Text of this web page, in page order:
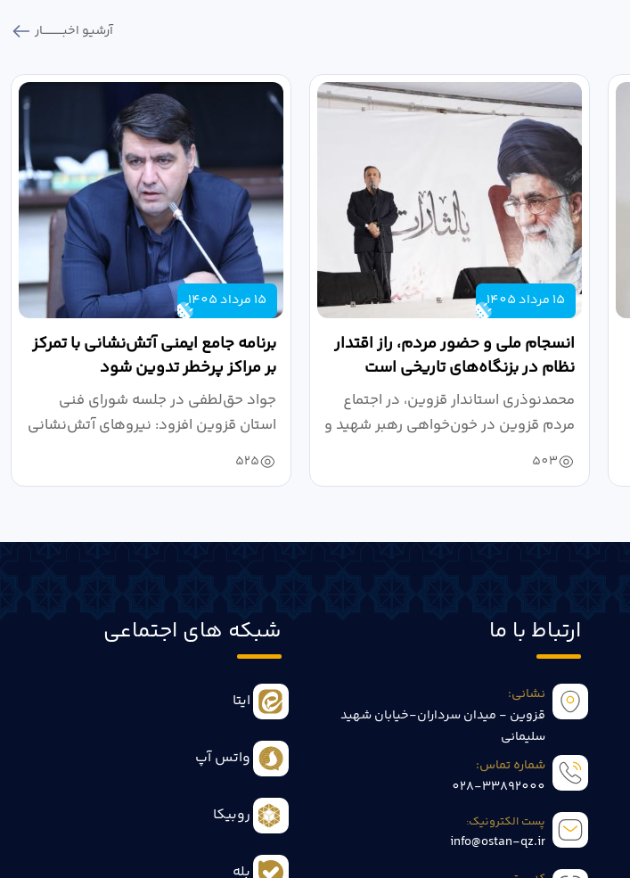
آرشیو اخبـــــــــــار
15 مرداد 1405
انسجام ملی و حضور مردم، راز اقتدار
نظام در بزنگاه‌های تاریخی است
محمدنوذری استاندار قزوین، در اجتماع
مردم قزوین در خون‌خواهی رهبر شهید و
حمایت...
503
15 مرداد 1405
برنامه جامع ایمنی آتش‌نشانی با تمرکز
بر مراکز پرخطر تدوین شود
جواد حق‌لطفی در جلسه شورای فنی
استان قزوین افزود: نیروهای آتش‌نشانی
طی سال...
525
ارتباط با ما
نشانی:
قزوین - میدان سرداران-خیابان شهید
سلیمانی
شماره تماس:
028-33892000
پست الکترونیک:
info@ostan-qz.ir
شبکه های اجتماعی
ایتا
واتس آپ
روبیکا
بله